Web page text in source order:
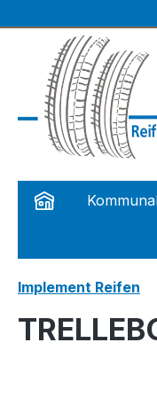
Zur
Implement Reifen